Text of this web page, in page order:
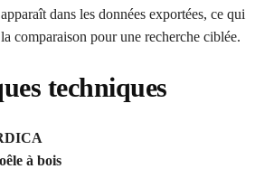
apparaît dans les données exportées, ce qui
comparaison pour une recherche ciblée.
techniques
à bois